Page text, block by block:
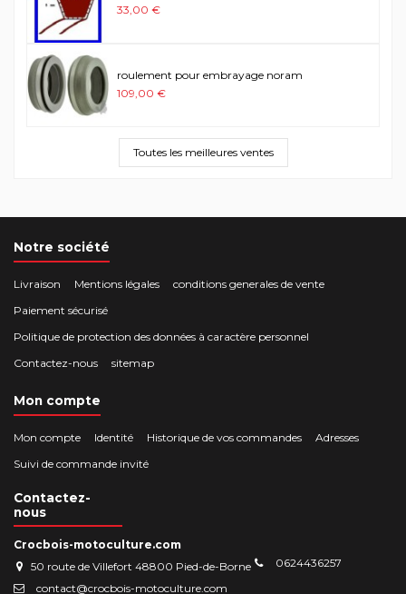
33,00 €
roulement pour embrayage noram
109,00 €
Toutes les meilleures ventes
Notre société
Livraison Mentions légales
conditions generales de vente
Paiement sécurisé
Politique de protection des données à caractère personnel
Contactez-nous
sitemap
Mon compte
Mon compte Identité Historique de vos commandes
Adresses
Suivi de commande invité
Contactez-
nous
Crocbois-motoculture.com
50 route de Villefort 48800 Pied-de-Borne
0624436257
contact@crocbois-motoculture.com